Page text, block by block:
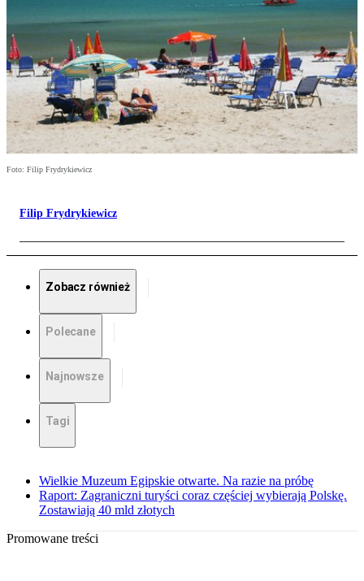
Foto: Filip Frydrykiewicz
Filip Frydrykiewicz
Zobacz również
Polecane
Najnowsze
Tagi
Wielkie Muzeum Egipskie otwarte. Na razie na próbę
Raport: Zagraniczni turyści coraz częściej wybierają Polskę.
Zostawiają 40 mld złotych
Promowane treści